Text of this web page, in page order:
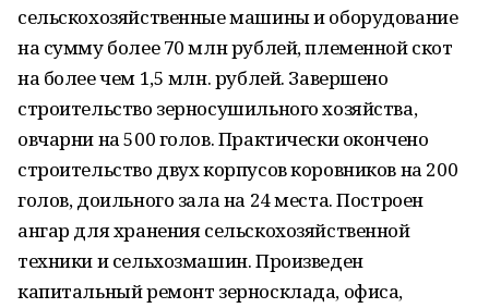
сельскохозяйственные машины и оборудование
на сумму более 70 млн рублей, племенной скот
на более чем 1,5 млн. рублей. Завершено
строительство зерносушильного хозяйства,
овчарни на 500 голов. Практически окончено
строительство двух корпусов коровников на 200
голов, доильного зала на 24 места. Построен
ангар для хранения сельскохозяйственной
техники и сельхозмашин. Произведен
капитальный ремонт зерносклада, офиса,